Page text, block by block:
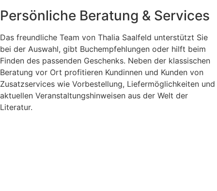
Persönliche Beratung & Services
Das freundliche Team von Thalia Saalfeld unterstützt Sie
bei der Auswahl, gibt Buchempfehlungen oder hilft beim
Finden des passenden Geschenks. Neben der klassischen
Beratung vor Ort profitieren Kundinnen und Kunden von
Zusatzservices wie Vorbestellung, Liefermöglichkeiten und
aktuellen Veranstaltungshinweisen aus der Welt der
Literatur.